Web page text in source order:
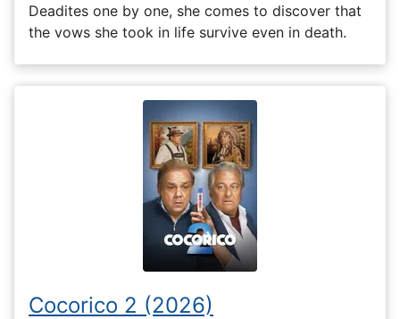
Deadites one by one, she comes to discover that
the vows she took in life survive even in death.
Cocorico 2 (2026)